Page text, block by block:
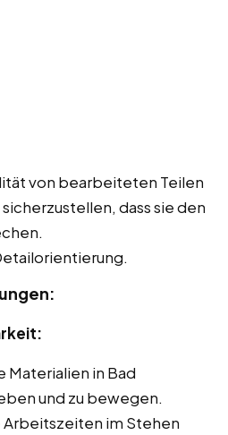
von bearbeiteten Teilen
dass sie den
Materialien in Bad
und zu bewegen.
Arbeitszeiten im Stehen